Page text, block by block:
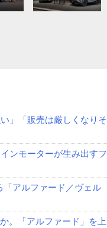
」「販売は厳しくなりそ
ンモーターが生み出すフ
アルファード／ヴェル
。「アルファード」を上